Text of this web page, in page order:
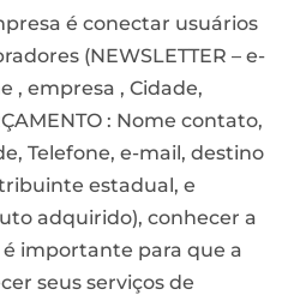
é conectar usuários
(NEWSLETTER – e-
, empresa , Cidade,
: Nome contato,
Telefone, e-mail, destino
estadual, e
adquirido), conhecer a
importante para que a
seus serviços de